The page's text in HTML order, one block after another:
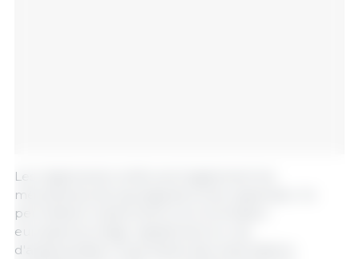
Les règlements renforcent également les
mécanismes de sauvegarde et de suspension. Ils
permettent notamment à la Commission
européenne d'agir rapidement en cas
d'augmentation importante des importations